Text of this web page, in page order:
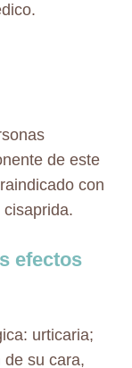
de este
con
efectos
urticaria;
de su cara,